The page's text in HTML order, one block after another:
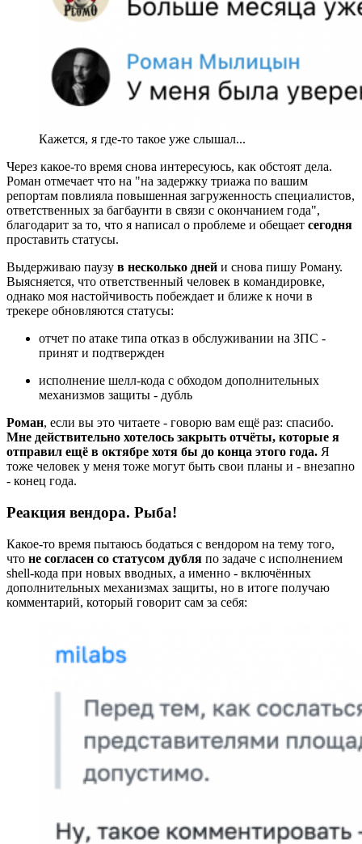
Кажется, я где-то такое уже слышал...
Через какое-то время снова интересуюсь, как обстоят дела.
Роман отмечает что на "на задержку триажа по вашим
репортам повлияла повышенная загруженность специалистов,
ответственных за багбаунти в связи с окончанием года",
благодарит за то, что я написал о проблеме и обещает сегодня
проставить статусы.
Выдерживаю паузу в несколько дней и снова пишу Роману.
Выясняется, что ответственный человек в командировке,
однако моя настойчивость побеждает и ближе к ночи в
трекере обновляются статусы:
отчет по атаке типа отказ в обслуживании на ЗПС -
принят и подтвержден
исполнение шелл-кода с обходом дополнительных
механизмов защиты - дубль
Роман, если вы это читаете - говорю вам ещё раз: спасибо.
Мне действительно хотелось закрыть отчёты, которые я
отправил ещё в октябре хотя бы до конца этого года. Я
тоже человек у меня тоже могут быть свои планы и - внезапно
- конец года.
Реакция вендора. Рыба!
Какое-то время пытаюсь бодаться с вендором на тему того,
что не согласен со статусом дубля по задаче с исполнением
shell-кода при новых вводных, а именно - включённых
дополнительных механизмах защиты, но в итоге получаю
комментарий, который говорит сам за себя: